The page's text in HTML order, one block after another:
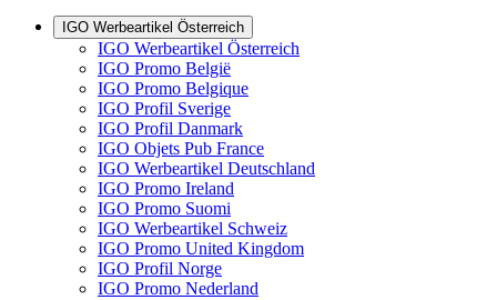
IGO Werbeartikel Österreich
IGO Werbeartikel Österreich
IGO Promo België
IGO Promo Belgique
IGO Profil Sverige
IGO Profil Danmark
IGO Objets Pub France
IGO Werbeartikel Deutschland
IGO Promo Ireland
IGO Promo Suomi
IGO Werbeartikel Schweiz
IGO Promo United Kingdom
IGO Profil Norge
IGO Promo Nederland